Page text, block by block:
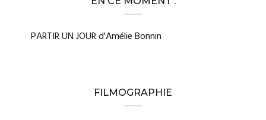
PARTIR UN JOUR d'Amélie Bonnin
FILMOGRAPHIE